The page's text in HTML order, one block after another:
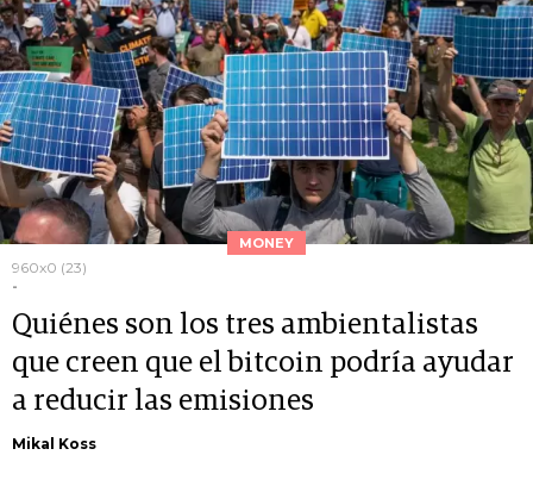
MONEY
960x0 (23)
-
Quiénes son los tres ambientalistas
que creen que el bitcoin podría ayudar
a reducir las emisiones
Mikal Koss